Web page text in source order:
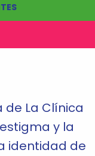
La Clínica
y la
identidad de